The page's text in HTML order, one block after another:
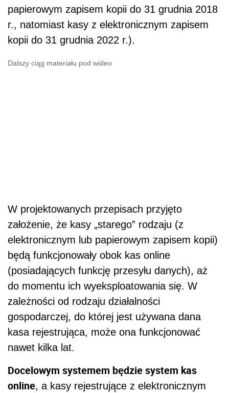
papierowym zapisem kopii do 31 grudnia 2018
r., natomiast kasy z elektronicznym zapisem
kopii do 31 grudnia 2022 r.).
Dalszy ciąg materiału pod wideo
W projektowanych przepisach przyjęto
założenie, że kasy „starego” rodzaju (z
elektronicznym lub papierowym zapisem kopii)
będą funkcjonowały obok kas online
(posiadających funkcję przesyłu danych), aż
do momentu ich wyeksploatowania się. W
zależności od rodzaju działalności
gospodarczej, do której jest używana dana
kasa rejestrująca, może ona funkcjonować
nawet kilka lat.
Docelowym systemem będzie system kas
online, a kasy rejestrujące z elektronicznym